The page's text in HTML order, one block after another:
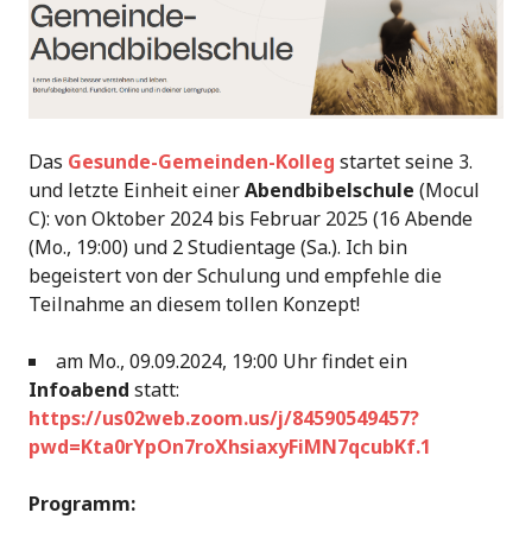
Das Gesunde-Gemeinden-Kolleg startet seine 3.
und letzte Einheit einerAbendbibelschule (Mocul
C): von Oktober 2024 bis Februar 2025 (16 Abende
(Mo., 19:00) und 2 Studientage (Sa.). Ich bin
begeistert von der Schulung und empfehle die
Teilnahme an diesem tollen Konzept!
am Mo., 09.09.2024, 19:00 Uhr findet ein
Infoabend statt:
https://us02web.zoom.us/j/84590549457?
pwd=Kta0rYpOn7roXhsiaxyFiMN7qcubKf.1
Programm: